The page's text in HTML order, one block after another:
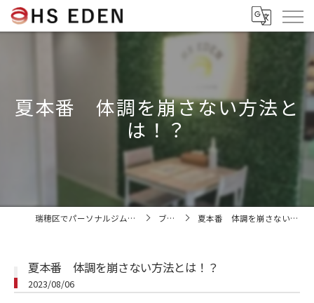
夏本番 体調を崩さない方法と
は！？
瑞穂区でパーソナルジムならHS EDEN ブログ 夏本番 体調を崩さない方法とは！？
夏本番 体調を崩さない方法とは！？
2023/08/06